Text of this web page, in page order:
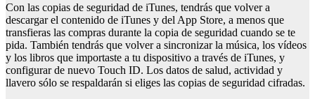
Con las copias de seguridad de iTunes, tendrás que volver a
descargar el contenido de iTunes y del App Store, a menos que
transfieras las compras durante la copia de seguridad cuando se te
pida. También tendrás que volver a sincronizar la música, los vídeos
y los libros que importaste a tu dispositivo a través de iTunes, y
configurar de nuevo Touch ID. Los datos de salud, actividad y
llavero sólo se respaldarán si eliges las copias de seguridad cifradas.